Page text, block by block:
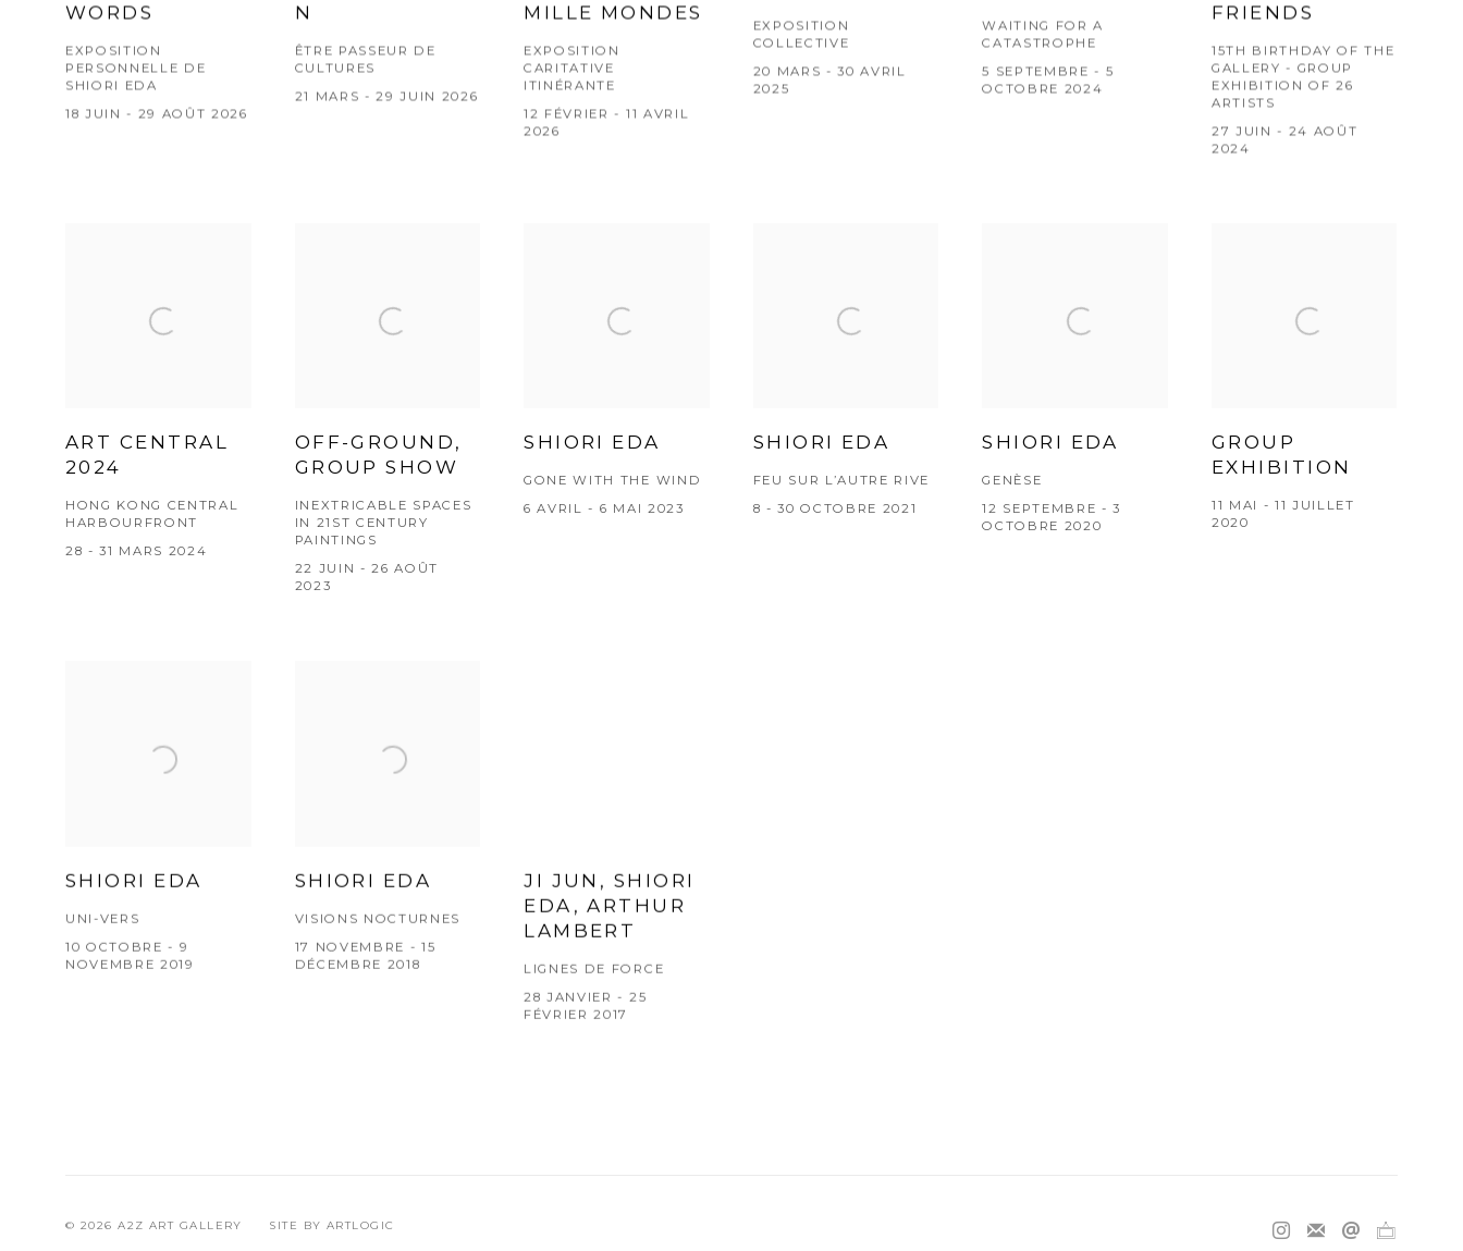
WORDS
EXPOSITION
PERSONNELLE DE
SHIORI EDA
18 JUIN - 29 AOÛT 2026
N
ÊTRE PASSEUR DE
CULTURES
21 MARS - 29 JUIN 2026
MILLE MONDES
EXPOSITION
CARITATIVE
ITINÉRANTE
12 FÉVRIER - 11 AVRIL
2026
EXPOSITION
COLLECTIVE
20 MARS - 30 AVRIL
2025
WAITING FOR A
CATASTROPHE
5 SEPTEMBRE - 5
OCTOBRE 2024
FRIENDS
15TH BIRTHDAY OF THE
GALLERY - GROUP
EXHIBITION OF 26
ARTISTS
27 JUIN - 24 AOÛT
2024
ART CENTRAL
2024
HONG KONG CENTRAL
HARBOURFRONT
28 - 31 MARS 2024
OFF-GROUND,
GROUP SHOW
INEXTRICABLE SPACES
IN 21ST CENTURY
PAINTINGS
22 JUIN - 26 AOÛT
2023
SHIORI EDA
GONE WITH THE WIND
6 AVRIL - 6 MAI 2023
SHIORI EDA
FEU SUR L’AUTRE RIVE
8 - 30 OCTOBRE 2021
SHIORI EDA
GENÈSE
12 SEPTEMBRE - 3
OCTOBRE 2020
GROUP
EXHIBITION
11 MAI - 11 JUILLET
2020
SHIORI EDA
UNI-VERS
10 OCTOBRE - 9
NOVEMBRE 2019
SHIORI EDA
VISIONS NOCTURNES
17 NOVEMBRE - 15
DÉCEMBRE 2018
JI JUN, SHIORI
EDA, ARTHUR
LAMBERT
LIGNES DE FORCE
28 JANVIER - 25
FÉVRIER 2017
© 2026 A2Z ART GALLERY SITE BY ARTLOGIC